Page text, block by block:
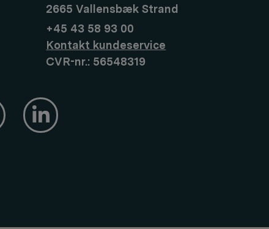
2665 Vallensbæk Strand
+45 43 58 93 00
Kontakt kundeservice
CVR-nr.: 56548319